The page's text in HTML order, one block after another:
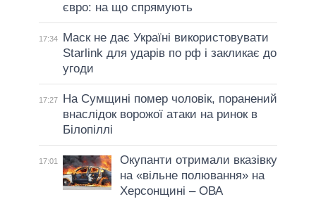
євро: на що спрямують
17:34
Маск не дає Україні використовувати
Starlink для ударів по рф і закликає до
угоди
17:27
На Сумщині помер чоловік, поранений
внаслідок ворожої атаки на ринок в
Білопіллі
17:01
Окупанти отримали вказівку
на «вільне полювання» на
Херсонщині – ОВА